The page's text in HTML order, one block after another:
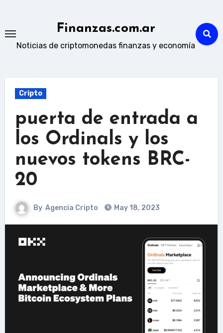
content
Finanzas.com.ar
Noticias de criptomonedas finanzas y economía
Cripto
puerta de entrada a
los Ordinals y los
nuevos tokens BRC-
20
By Agencia Cripto May 18, 2023